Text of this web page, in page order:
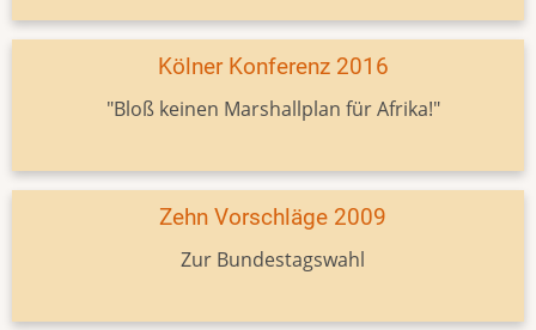
Kölner Konferenz 2016
"Bloß keinen Marshallplan für Afrika!"
Zehn Vorschläge 2009
Zur Bundestagswahl